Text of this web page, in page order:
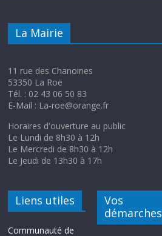
La Mairie
11 rue des Chanoines
53350 La Roë
Tél. : 02 43 06 50 83
E-Mail : La-roe@orange.fr
Horaires d'ouverture au public
Le Lundi de 8h30 à 12h
Le Mercredi de 8h30 à 12h
Le Jeudi de 13h30 à 17h
Liens utiles
Communauté de
Vos
démarches